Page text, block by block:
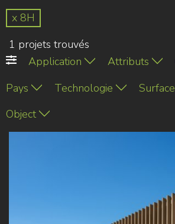
x 8H
1 projets trouvés
Application
Attributs
Pays
Technologie Surface
Object